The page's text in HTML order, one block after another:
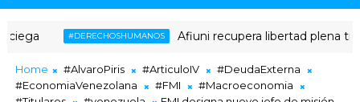
#DERECHOSHUMANOS Afiuni recupera libertad plena tras 16 años
Home #AlvaroPiris #ArticuloIV
#DeudaExterna
#EconomiaVenezolana
#FMI
#Macroeconomia